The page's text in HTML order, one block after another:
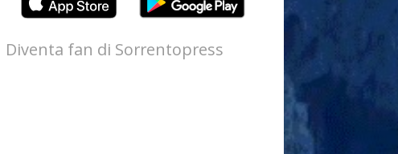
Diventa fan di Sorrentopress